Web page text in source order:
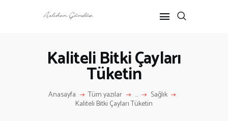
Kaliteli Bitki Çayları
Tüketin
Anasayfa Tüm yazılar ... Sağlık
Kaliteli Bitki Çayları Tüketin
ANASAYFA
ANNE-ÇOCUK